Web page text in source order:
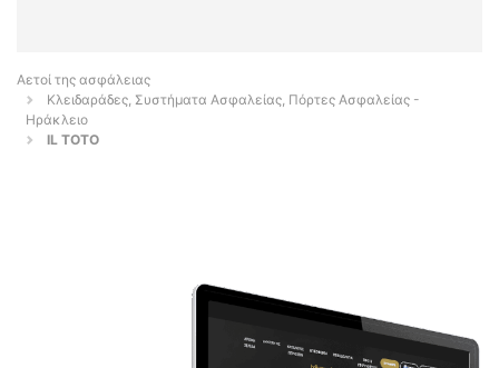
Αετοί της ασφάλειας
Κλειδαράδες, Συστήματα Ασφαλείας, Πόρτες Ασφαλείας -
Ηράκλειο
IL TOTO